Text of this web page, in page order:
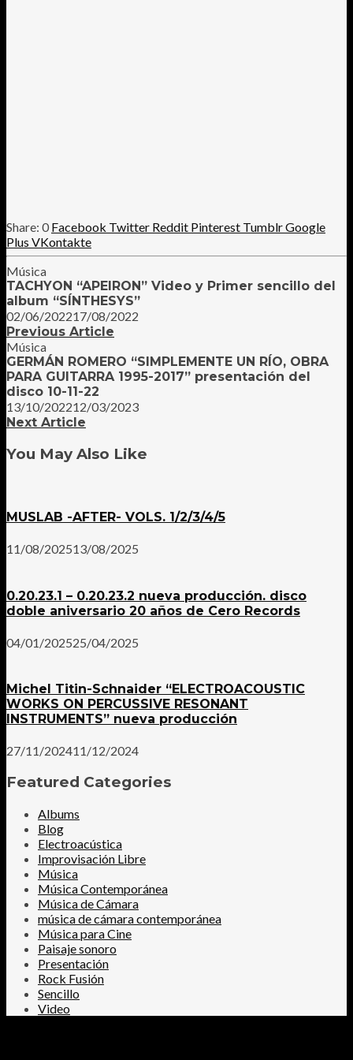
0 Facebook Twitter Reddit Pinterest TumblrGoogle
Plus VKontakte
Música
TACHYON “APEIRON” Video y Primer sencillo del
album “SÍNTHESYS”
02/06/202217/08/2022
Previous Article
Música
GERMÁN ROMERO “SIMPLEMENTE UN RÍO, OBRA
PARA GUITARRA 1995-2017” presentación del
disco 10-11-22
13/10/202212/03/2023
Next Article
You May Also Like
MUSLAB -AFTER- VOLS. 1/2/3/4/5
11/08/202513/08/2025
0.20.23.1 – 0.20.23.2 nueva producción. disco
doble aniversario 20 años de Cero Records
04/01/202525/04/2025
Michel Titin-Schnaider “ELECTROACOUSTIC
WORKS ON PERCUSSIVE RESONANT
INSTRUMENTS” nueva producción
27/11/202411/12/2024
Featured Categories
Albums
Blog
Electroacústica
Improvisación Libre
Música
Música Contemporánea
Música de Cámara
música de cámara contemporánea
Música para Cine
Paisaje sonoro
Presentación
Rock Fusión
Sencillo
Video